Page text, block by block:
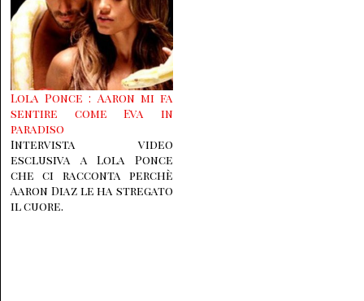
Lola Ponce : Aaron mi fa
sentire come Eva in
paradiso
Intervista video
esclusiva a Lola Ponce
che ci racconta perchè
Aaron Diaz le ha stregato
il cuore.